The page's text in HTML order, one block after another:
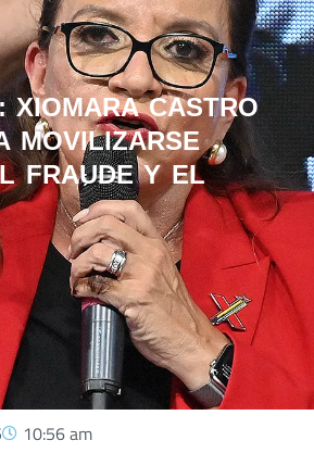
XIOMARA CASTRO
MOVILIZARSE
FRAUDE Y EL
10:56 am